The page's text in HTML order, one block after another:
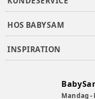
HOS BABYSAM
INSPIRATION
Mandag -